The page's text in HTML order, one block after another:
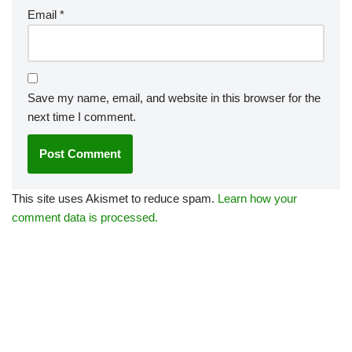
Email *
Save my name, email, and website in this browser for the
next time I comment.
This site uses Akismet to reduce spam. Learn how your
comment data is processed.